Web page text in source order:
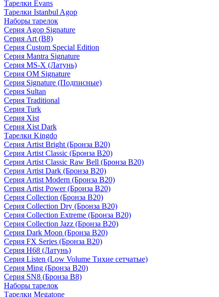
Тарелки Evans
Тарелки Istanbul Agop
Наборы тарелок
Серия Agop Signature
Серия Art (B8)
Серия Custom Special Edition
Серия Mantra Signature
Серия MS-X (Латунь)
Серия OM Signature
Серия Signature (Подписные)
Серия Sultan
Серия Traditional
Серия Turk
Серия Xist
Серия Xist Dark
Тарелки Kingdo
Серия Artist Bright (Бронза B20)
Серия Artist Classic (Бронза B20)
Серия Artist Classic Raw Bell (Бронза B20)
Серия Artist Dark (Бронза B20)
Серия Artist Modern (Бронза B20)
Серия Artist Power (Бронза B20)
Серия Collection (Бронза B20)
Серия Collection Dry (Бронза B20)
Серия Collection Extreme (Бронза B20)
Серия Collection Jazz (Бронза B20)
Серия Dark Moon (Бронза B20)
Серия FX Series (Бронза B20)
Серия H68 (Латунь)
Серия Listen (Low Volume Тихие сетчатые)
Серия Ming (Бронза B20)
Серия SN8 (Бронза B8)
Наборы тарелок
Тарелки Megatone